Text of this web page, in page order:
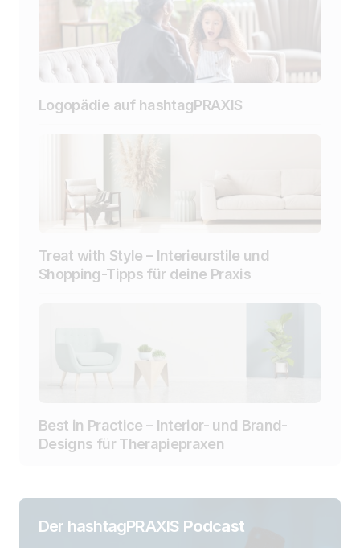
Logopädie auf hashtagPRAXIS
Treat with Style – Interieurstile und
Shopping-Tipps für deine Praxis
Best in Practice – Interior- und Brand-
Designs für Therapiepraxen
Der hashtagPRAXIS Podcast